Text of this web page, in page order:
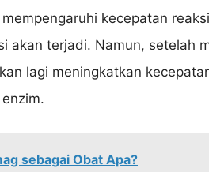
kecepatan
akan terjadi. Namun, setelah
lagi meningkatkan
sebagai Obat Apa?